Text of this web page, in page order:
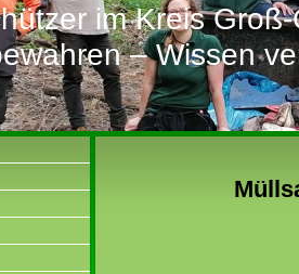
im Kreis
– Wissen